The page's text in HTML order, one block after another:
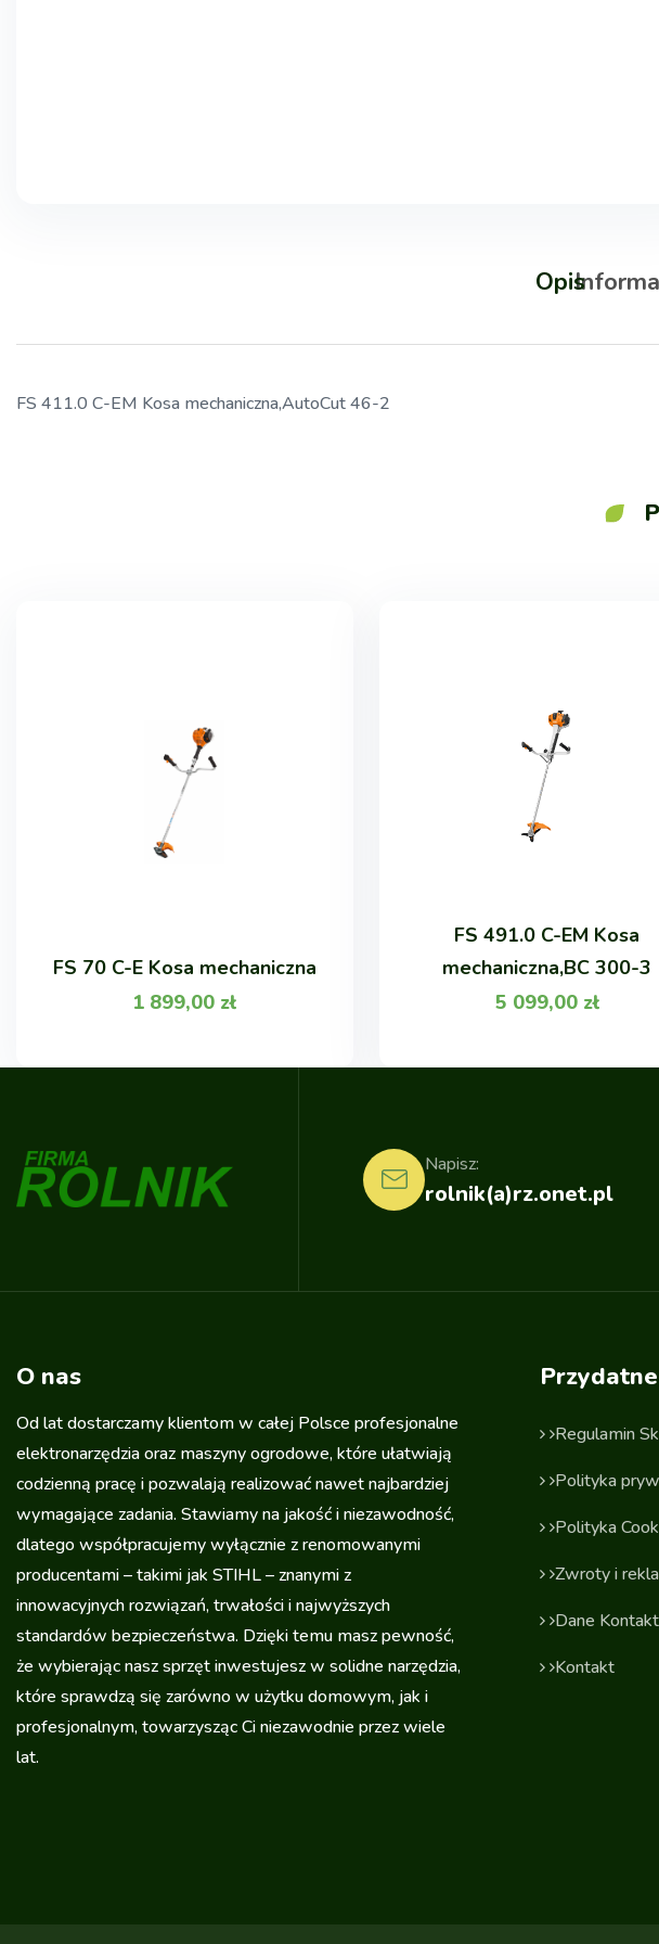
Opis
FS 411.0 C-EM Kosa mechaniczna,AutoCut 46-2
FS 70 C-E Kosa mechaniczna
1 899,00 zł
FS 491.0 C-EM Kosa
mechaniczna,BC 300-3
5 099,00 zł
rolnik(a)rz.onet.pl
Napisz:
O nas
Od lat dostarczamy klientom w całej Polsce profesjonalne
elektronarzędzia oraz maszyny ogrodowe, które ułatwiają
codzienną pracę i pozwalają realizować nawet najbardziej
wymagające zadania. Stawiamy na jakość i niezawodność,
dlatego współpracujemy wyłącznie z renomowanymi
producentami – takimi jak STIHL – znanymi z
innowacyjnych rozwiązań, trwałości i najwyższych
standardów bezpieczeństwa. Dzięki temu masz pewność,
że wybierając nasz sprzęt inwestujesz w solidne narzędzia,
które sprawdzą się zarówno w użytku domowym, jak i
profesjonalnym, towarzysząc Ci niezawodnie przez wiele
lat.
Regulamin
Polityka
Polityka
Zwroty i
Dane
Kontakt